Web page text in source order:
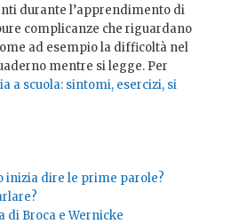
durante l’apprendimento di
complicanze che riguardano
ad esempio la difficoltà nel
mentre si legge. Per
a scuola: sintomi, esercizi, si
inizia dire le prime parole?
di Broca e Wernicke